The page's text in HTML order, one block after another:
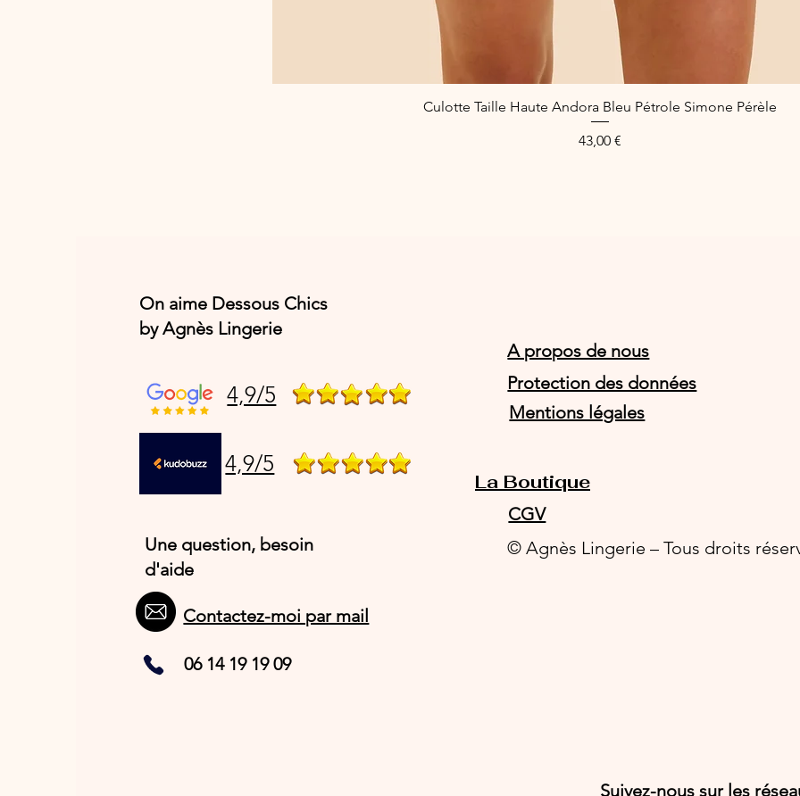
Quick View
Culotte Taille Haute Andora Bleu Pétrole Simone Pérèle
Price
43,00 €
On aime Dessous Chics
by Agnès Lingerie
4,9/5
4,9/5
Une question, besoin
d'aide
Contactez-moi par mail
06 14 19 19 09
A propos de nous
Protection des données
Mentions légales
CGV
© Agnès Lingerie – Tous droits
Suivez-nous sur les
La Boutique